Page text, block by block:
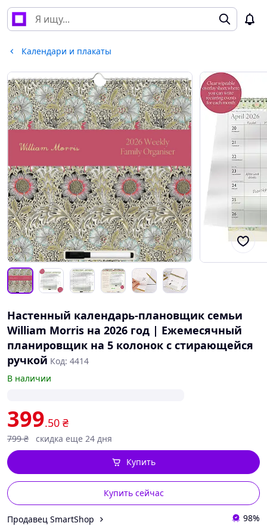
Календари и плакаты
Настенный календарь-плановщик семьи
William Morris на 2026 год | Ежемесячный
планировщик на 5 колонок с стирающейся
ручкой Код: 4414
В наличии
399.50 ₴
799 ₴ скидка еще 24 дня
Купить сейчас
Купить
Продавец SmartShop 98%